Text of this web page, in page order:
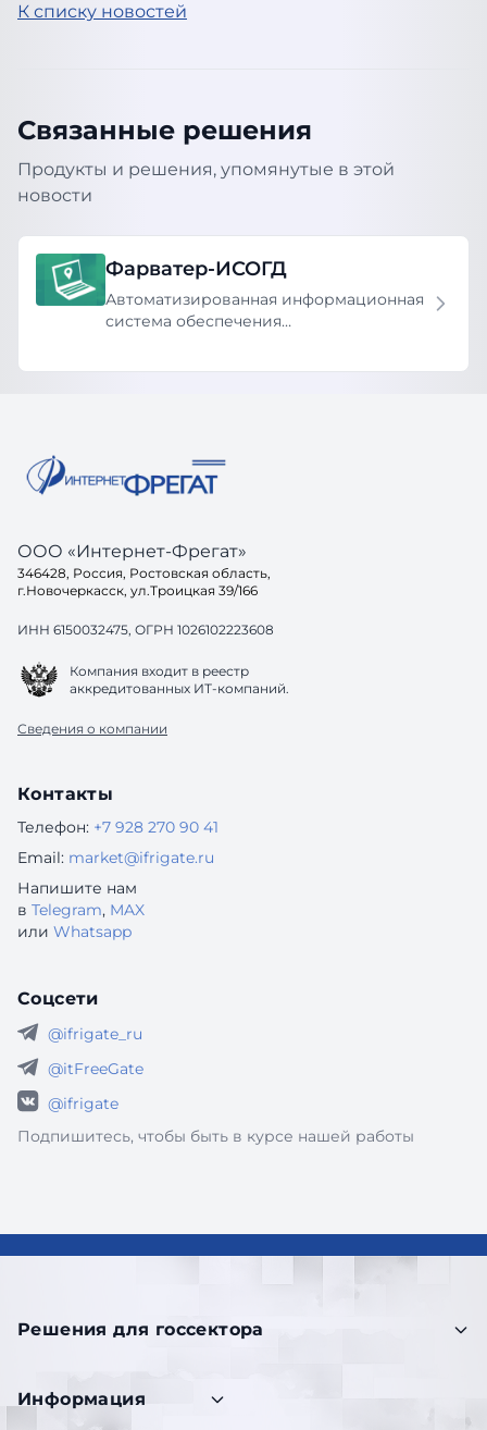
К списку новостей
Связанные решения
Продукты и решения, упомянутые в этой
новости
Фарватер-ИСОГД
Автоматизированная информационная
система обеспечения
ООО «Интернет-Фрегат»
346428, Россия, Ростовская область,
г.Новочеркасск, ул.Троицкая 39/166
ИНН 6150032475, ОГРН 1026102223608
Компания входит в реестр
аккредитованных ИТ-компаний.
Сведения о компании
Контакты
Телефон: +7 928 270 90 41
Email: market@ifrigate.ru
Напишите нам
в Telegram, MAX
или Whatsapp
Соцсети
@ifrigate_ru
@itFreeGate
@ifrigate
Подпишитесь, чтобы быть в курсе нашей работы
Решения для госсектора
Информация